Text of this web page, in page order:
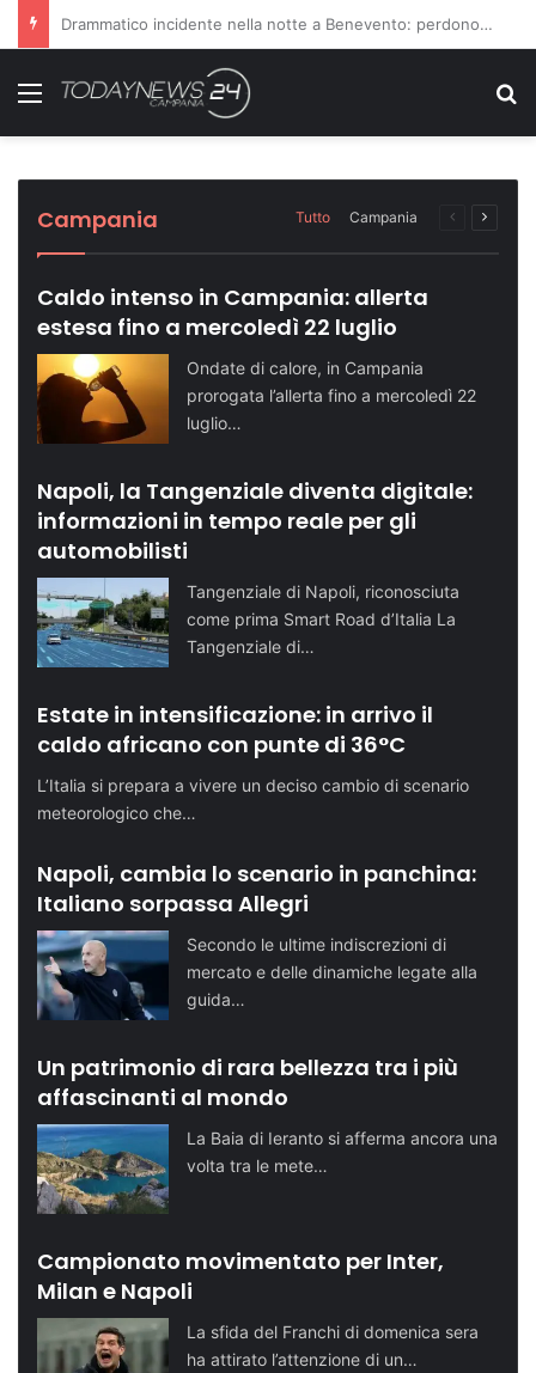
Richiesta di farmaci non accolta, scatta l’aggressione ai danni dei medici
Menu
Cronaca NA
Cronaca NA
Attualità NA
Attualità BN
Attualità SA
Campania Tutto Campania
Pagina
Caldo intenso in Campania: allerta
estesa fino a mercoledì 22 luglio
Ondate di calore, in Campania
prorogata l’allerta fino a mercoledì 22
luglio…
Napoli, la Tangenziale diventa digitale:
informazioni in tempo reale per gli
automobilisti
Tangenziale di Napoli, riconosciuta
come prima Smart Road d’Italia La
Tangenziale di…
Estate in intensificazione: in arrivo il
caldo africano con punte di 36°C
L’Italia si prepara a vivere un deciso cambio di scenario
meteorologico che…
Napoli, cambia lo scenario in panchina:
Italiano sorpassa Allegri
Secondo le ultime indiscrezioni di
mercato e delle dinamiche legate alla
guida…
Un patrimonio di rara bellezza tra i più
affascinanti al mondo
La Baia di Ieranto si afferma ancora una
volta tra le mete…
Campionato movimentato per Inter,
Milan e Napoli
La sfida del Franchi di domenica sera
ha attirato l’attenzione di un…